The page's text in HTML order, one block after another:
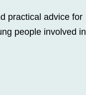
practical advice for
people involved in